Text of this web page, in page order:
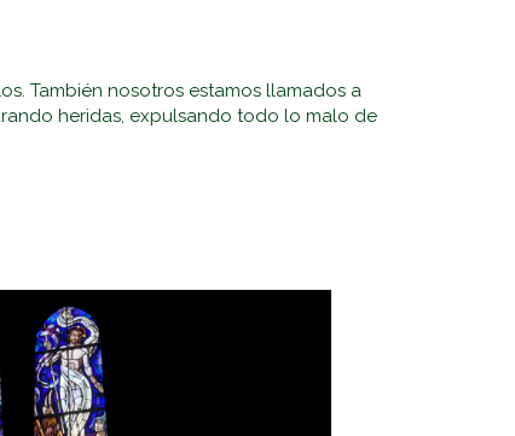
También nosotros estamos llamados a
heridas, expulsando todo lo malo de
De Cristo